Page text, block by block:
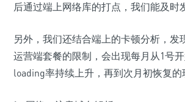
后通过端上网络库的打点，我们能及时
另外，我们还结合端上的卡顿分析，发
运营端套餐的限制，会出现每月从1号
loading率持续上升，再到次月初恢复的